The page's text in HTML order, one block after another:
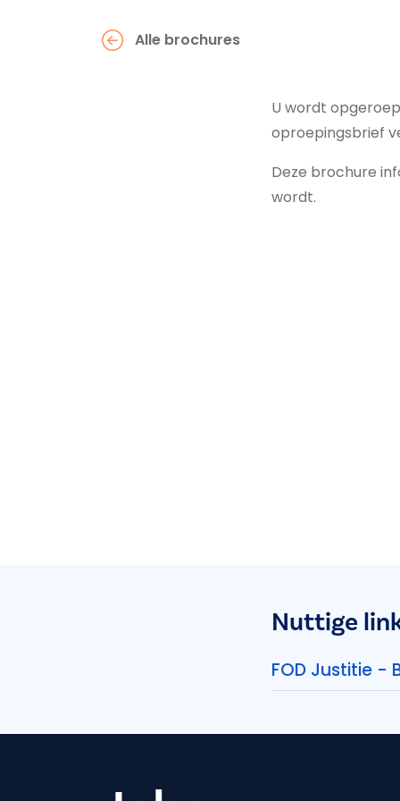
Alle brochures
U wordt
oproepingsbrief
Deze brochure
wordt.
Nuttige
FOD Justitie -